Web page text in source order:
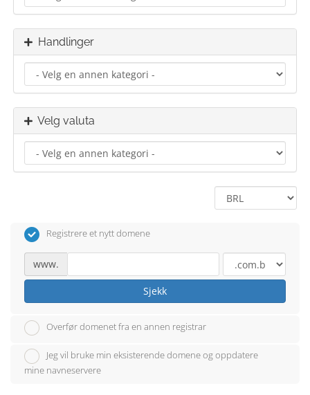
Handlinger
Velg valuta
Registrere et nytt domene
www.
Sjekk
Overfør domenet fra en annen registrar
Jeg vil bruke min eksisterende domene og oppdatere
mine navneservere